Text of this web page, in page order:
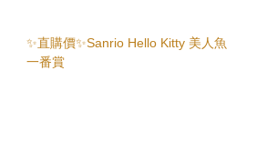
✨直購價✨Sanrio Hello Kitty 美人魚
一番賞